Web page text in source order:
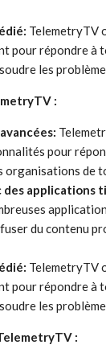
TelemetryTV
pour répondre à
les
:
pour
organisations de
applications
du contenu
TelemetryTV
pour répondre à
les
: